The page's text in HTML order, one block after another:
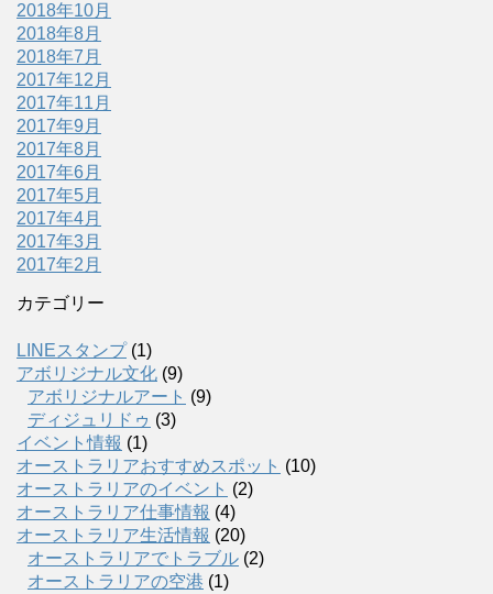
2018年10月
2018年8月
2018年7月
2017年12月
2017年11月
2017年9月
2017年8月
2017年6月
2017年5月
2017年4月
2017年3月
2017年2月
カテゴリー
LINEスタンプ (1)
アボリジナル文化 (9)
アボリジナルアート (9)
ディジュリドゥ (3)
イベント情報 (1)
オーストラリアおすすめスポット (10)
オーストラリアのイベント (2)
オーストラリア仕事情報 (4)
オーストラリア生活情報 (20)
オーストラリアでトラブル (2)
オーストラリアの空港 (1)